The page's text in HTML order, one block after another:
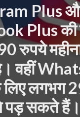
Plus
Plus
रुपये
वहीं
लगभग
पड़ सकते हैं।